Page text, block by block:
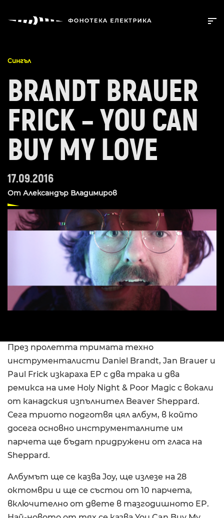
Сингъл
BRANDT BRAUER
FRICK – YOU CAN
BUY MY LOVE
17.09.2016
От Александър Владимиров
През пролетта тримата техно
инструменталисти Daniel Brandt, Jan Brauer и
Paul Frick изкараха EP с два трака и два
ремикса на име Holy Night & Poor Magic с вокали
от канадския изпълнител Beaver Sheppard.
Сега триото подготвя цял албум, в който
досега основно инструменталните им
парчета ще бъдат придружени от гласа на
Sheppard.
Албумът ще се казва Joy, ще излезе на 28
октомври и ще се състои от 10 парчета,
включително от двете в тазгодишното EP.